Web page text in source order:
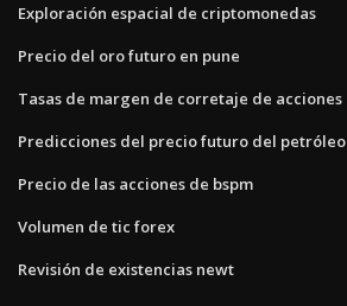
Exploración espacial de criptomonedas
Precio del oro futuro en pune
Tasas de margen de corretaje de acciones
Predicciones del precio futuro del petróleo
Precio de las acciones de bspm
Volumen de tic forex
Revisión de existencias newt